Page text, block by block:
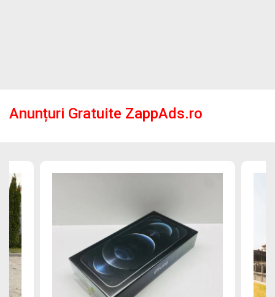
Anunțuri Gratuite ZappAds.ro